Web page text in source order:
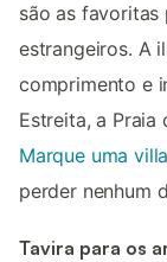
são as favoritas
estrangeiros. A
comprimento e
Estreita, a Praia
Marque uma
perder nenhum
Tavira para os